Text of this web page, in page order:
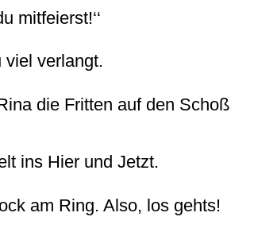
mitfeierst!‘‘
viel verlangt.
die Fritten auf den Schoß
ins Hier und Jetzt.
am Ring. Also, los gehts!